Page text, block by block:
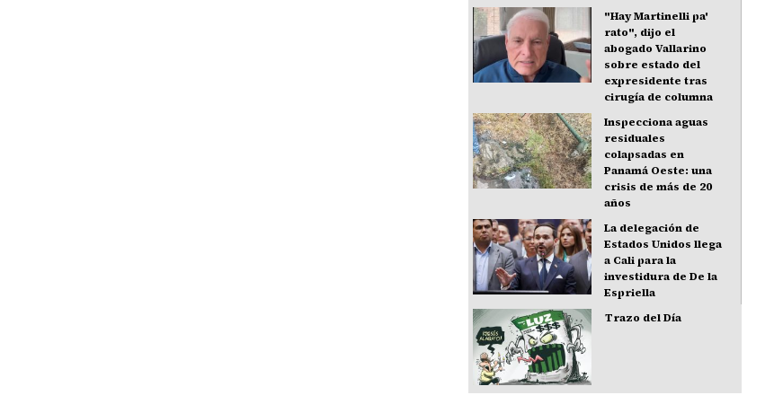
"Hay Martinelli pa'
rato", dijo el
abogado Vallarino
sobre estado del
expresidente tras
cirugía de columna
Inspecciona aguas
residuales
colapsadas en
Panamá Oeste: una
crisis de más de 20
años
La delegación de
Estados Unidos llega
a Cali para la
investidura de De la
Espriella
Trazo del Día